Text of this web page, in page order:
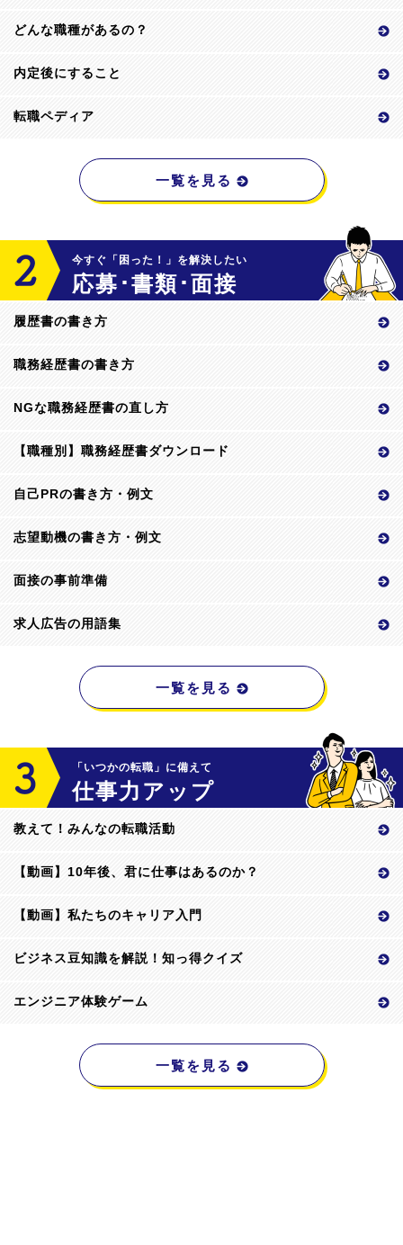
どんな職種があるの？
内定後にすること
転職ペディア
一覧を見る
今すぐ「困った！」を解決したい
応募･書類･面接
履歴書の書き方
職務経歴書の書き方
NGな職務経歴書の直し方
【職種別】職務経歴書ダウンロード
自己PRの書き方・例文
志望動機の書き方・例文
面接の事前準備
求人広告の用語集
一覧を見る
「いつかの転職」に備えて
仕事力アップ
教えて！みんなの転職活動
【動画】10年後、君に仕事はあるのか？
【動画】私たちのキャリア入門
ビジネス豆知識を解説！知っ得クイズ
エンジニア体験ゲーム
一覧を見る